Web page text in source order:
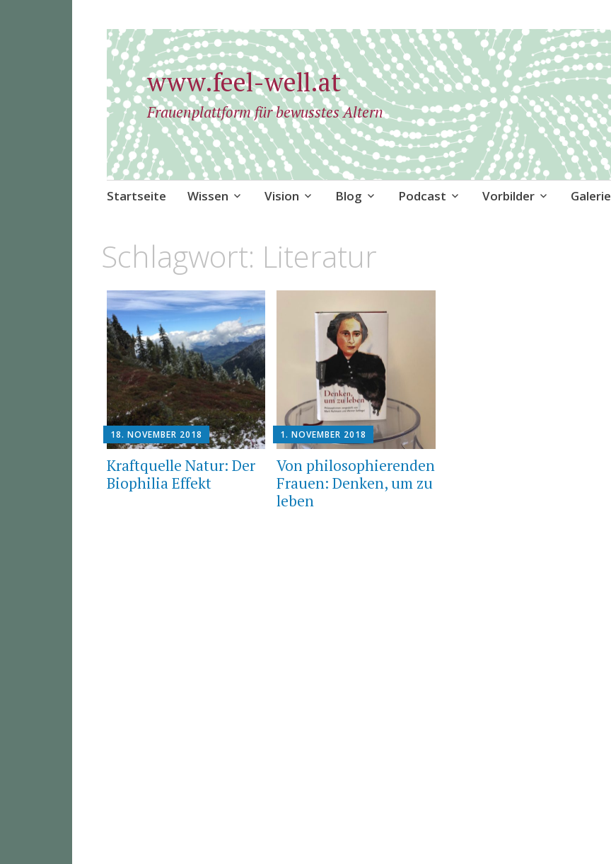
www.feel-well.at
Frauenplattform für bewusstes Altern
Zum
Startseite Wissen Vision Blog Podcast Vorbilder Galerie
Schlagwort: Literatur
18. NOVEMBER 2018
Kraftquelle Natur: Der
Biophilia Effekt
1. NOVEMBER 2018
Von philosophierenden
Frauen: Denken, um zu
leben